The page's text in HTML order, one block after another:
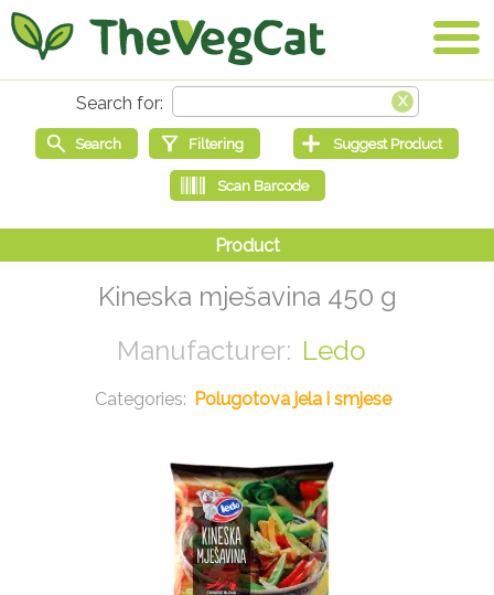
Kineska mješavina 450 g
Ledo
Polugotova jela i smjese